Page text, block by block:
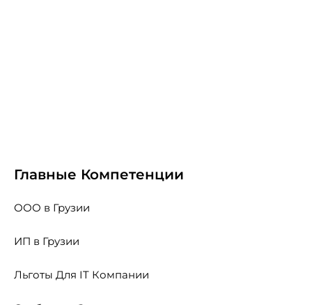
Главные Компетенции
ООО в Грузии
ИП в Грузии
Льготы Для IT Компании